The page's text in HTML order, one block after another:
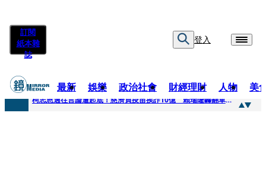
訂閱
紙本雜
誌
登入
最新 娛樂 政治社會 財經理財 人物 美
快訊
柯志恩過往言論遭起底！慈濟買疫苗挨詐10億 賴瑞隆轟翻車：應為當年錯誤道歉